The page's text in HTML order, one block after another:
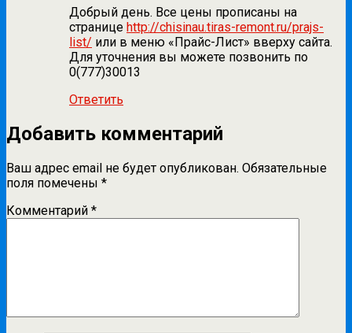
Добрый день. Все цены прописаны на
странице http://chisinau.tiras-remont.ru/prajs-
list/ или в меню «Прайс-Лист» вверху сайта.
Для уточнения вы можете позвонить по
0(777)30013
Ответить
Добавить комментарий
Ваш адрес email не будет опубликован. Обязательные
поля помечены *
Комментарий *